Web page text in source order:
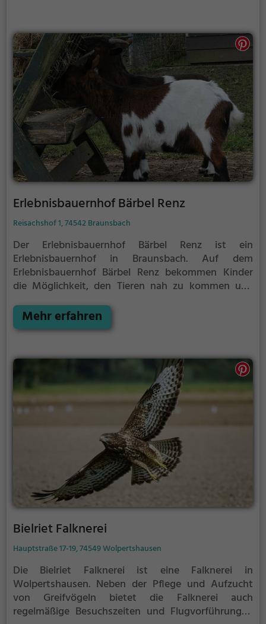
Erlebnisbauernhof Bärbel Renz
Reisachshof 1, 74542 Braunsbach
Der Erlebnisbauernhof Bärbel Renz ist ein
Erlebnisbauernhof in Braunsbach. Auf dem
Erlebnisbauernhof Bärbel Renz bekommen Kinder
die Möglichkeit, den Tieren nah zu kommen und
und das Leben auf dem Bauernhof zu lernen.
Mehr erfahren
Bielriet Falknerei
Hauptstraße 17-19, 74549 Wolpertshausen
Die Bielriet Falknerei ist eine Falknerei in
Wolpertshausen. Neben der Pflege und Aufzucht
von Greifvögeln bietet die Falknerei auch
regelmäßige Besuchszeiten und Flugvorführungen